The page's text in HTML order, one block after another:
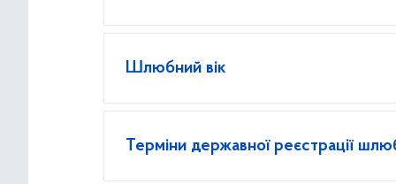
Шлюбний вік
Терміни державної реєстрації